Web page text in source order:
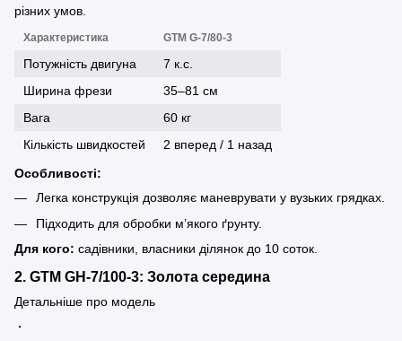
різних умов.
Характеристика GTM G-7/80-3
Потужність двигуна
7 к.с.
Ширина фрези
35–81 см
Вага
60 кг
Кількість швидкостей
2 вперед / 1 назад
Особливості:
Легка конструкція дозволяє маневрувати у вузьких грядках.
Підходить для обробки м’якого ґрунту.
Для кого: садівники, власники ділянок до 10 соток.
2. GTM GH-7/100-3: Золота середина
Детальніше про модель